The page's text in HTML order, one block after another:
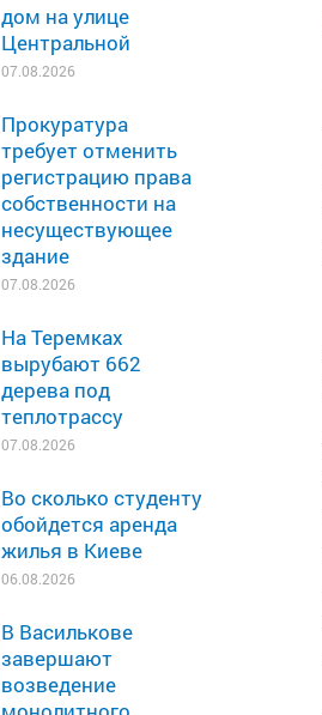
дом на улице
Центральной
07.08.2026
Прокуратура
требует отменить
регистрацию права
собственности на
несуществующее
здание
07.08.2026
На Теремках
вырубают 662
дерева под
теплотрассу
07.08.2026
Во сколько студенту
обойдется аренда
жилья в Киеве
06.08.2026
В Василькове
завершают
возведение